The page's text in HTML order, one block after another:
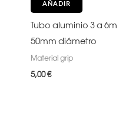
AÑADIR
Tubo aluminio 3 a 6m
50mm diámetro
Material grip
5,00€